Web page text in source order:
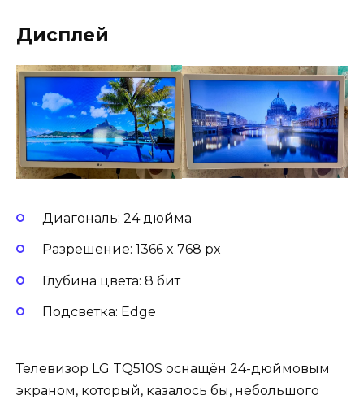
Дисплей
Диагональ: 24 дюйма
Разрешение: 1366 x 768 px
Глубина цвета: 8 бит
Подсветка: Edge
Телевизор LG TQ510S оснащён 24-дюймовым
экраном, который, казалось бы, небольшого